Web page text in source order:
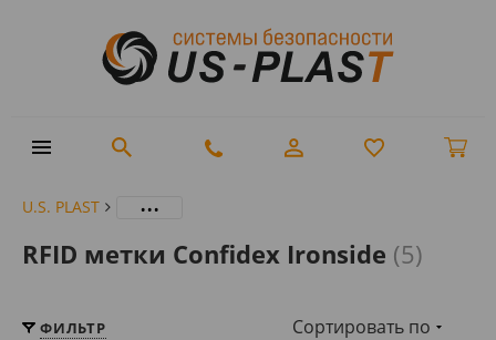
U.S. PLAST ...
RFID метки Confidex Ironside (5)
ФИЛЬТР Сортировать по